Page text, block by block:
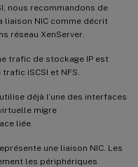
nous recommandons de
liaison NIC comme décrit
réseau XenServer.
trafic de stockage IP est
iSCSI et NFS.
déjà l’une des interfaces
migre
liée.
une liaison NIC. Les
les périphériques